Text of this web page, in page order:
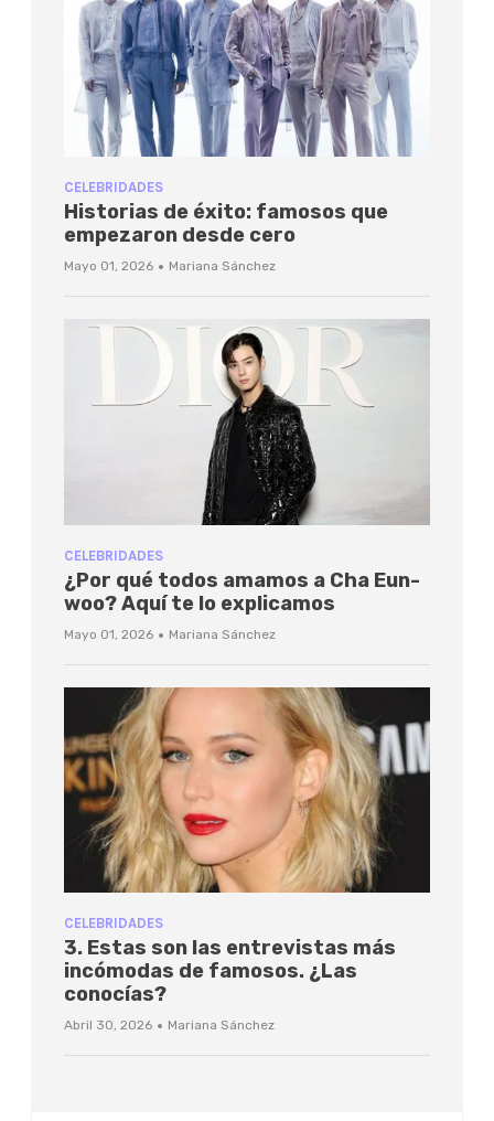
CELEBRIDADES
Historias de éxito: famosos que
empezaron desde cero
Mayo 01, 2026 · Mariana Sánchez
CELEBRIDADES
¿Por qué todos amamos a Cha Eun-
woo? Aquí te lo explicamos
Mayo 01, 2026 · Mariana Sánchez
CELEBRIDADES
3. Estas son las entrevistas más
incómodas de famosos. ¿Las
conocías?
Abril 30, 2026 · Mariana Sánchez